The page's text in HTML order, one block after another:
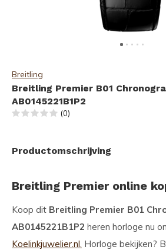
Breitling
Breitling Premier B01
AB0145221B1P2
(0)
Productomschrijving
Breitling Premier online
Koop dit Breitling Premier B01
AB0145221B1P2 heren horloge nu
Koelinkjuwelier.nl. Horloge bekijken?